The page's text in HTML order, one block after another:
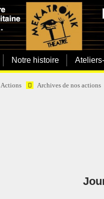
Notre histoire
Actions Archives de nos actions